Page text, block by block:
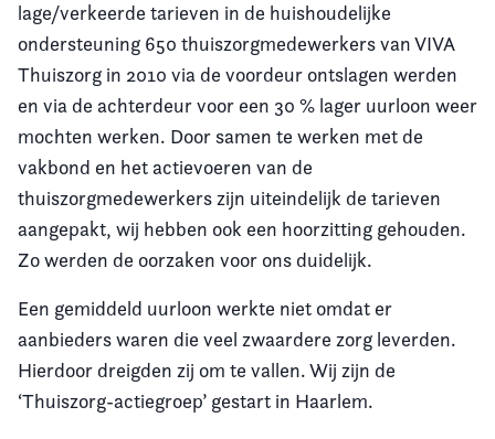
lage/verkeerde tarieven in de huishoudelijke
ondersteuning 650 thuiszorgmedewerkers van VIVA
Thuiszorg in 2010 via de voordeur ontslagen werden
en via de achterdeur voor een 30 % lager uurloon weer
mochten werken. Door samen te werken met de
vakbond en het actievoeren van de
thuiszorgmedewerkers zijn uiteindelijk de tarieven
aangepakt, wij hebben ook een hoorzitting gehouden.
Zo werden de oorzaken voor ons duidelijk.
Een gemiddeld uurloon werkte niet omdat er
aanbieders waren die veel zwaardere zorg leverden.
Hierdoor dreigden zij om te vallen. Wij zijn de
‘Thuiszorg-actiegroep’ gestart in Haarlem.